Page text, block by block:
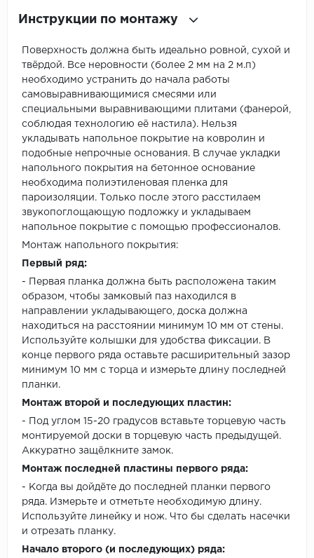
Инструкции по монтажу
Поверхность должна быть идеально ровной, сухой и
твёрдой. Все неровности (более 2 мм на 2 м.п)
необходимо устранить до начала работы
самовыравнивающимися смесями или
специальными выравнивающими плитами (фанерой,
соблюдая технологию её настила). Нельзя
укладывать напольное покрытие на ковролин и
подобные непрочные основания. В случае укладки
напольного покрытия на бетонное основание
необходима полиэтиленовая пленка для
пароизоляции. Только после этого расстилаем
звукопоглощающую подложку и укладываем
напольное покрытие с помощью профессионалов.
Монтаж напольного покрытия:
Первый ряд:
- Первая планка должна быть расположена таким
образом, чтобы замковый паз находился в
направлении укладывающего, доска должна
находиться на расстоянии минимум 10 мм от стены.
Используйте колышки для удобства фиксации. В
конце первого ряда оставьте расширительный зазор
минимум 10 мм с торца и измерьте длину последней
планки.
Монтаж второй и последующих пластин:
- Под углом 15-20 градусов вставьте торцевую часть
монтируемой доски в торцевую часть предыдущей.
Аккуратно защёлкните замок.
Монтаж последней пластины первого ряда:
- Когда вы дойдёте до последней планки первого
ряда. Измерьте и отметьте необходимую длину.
Используйте линейку и нож. Что бы сделать насечки
и отрезать планку.
Начало второго (и последующих) ряда: